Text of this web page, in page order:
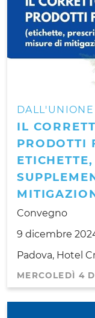
DALL'UNIONE
IL
PRODOTTI
Convegno
9 dicembre
Padova, Hotel
MERCOLEDÌ 4